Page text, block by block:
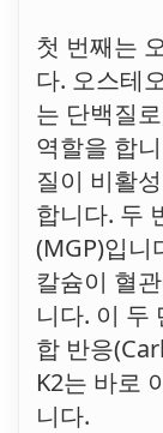
첫 번째는
다. 오스테
는 단백질
역할을 합
질이 비활
합니다. 두
(MGP)입니
칼슘이 혈
니다. 이 두
합 반응
K2는 바로
니다.